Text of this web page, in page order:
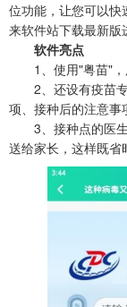
位功能，让您可以快
来软件站下载最新版
软件亮点
1、使用"粤苗"，
2、还设有疫苗专
项、接种后的注意事
3、接种点的医生
送给家长，这样既省